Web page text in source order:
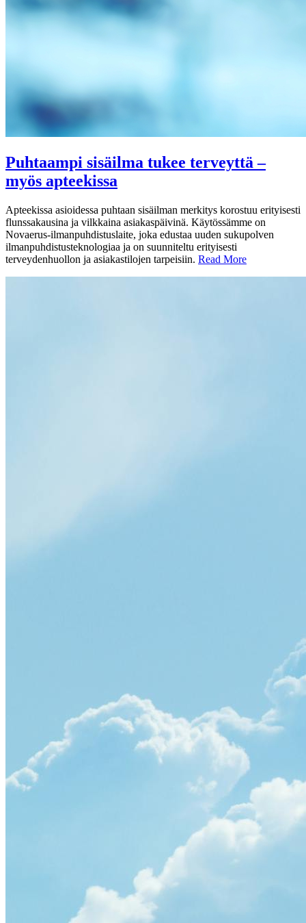
Puhtaampi sisäilma tukee terveyttä –
myös apteekissa
Apteekissa asioidessa puhtaan sisäilman merkitys korostuu erityisesti
flunssakausina ja vilkkaina asiakaspäivinä. Käytössämme on
Novaerus-ilmanpuhdistuslaite, joka edustaa uuden sukupolven
ilmanpuhdistusteknologiaa ja on suunniteltu erityisesti
terveydenhuollon ja asiakastilojen tarpeisiin. Read More